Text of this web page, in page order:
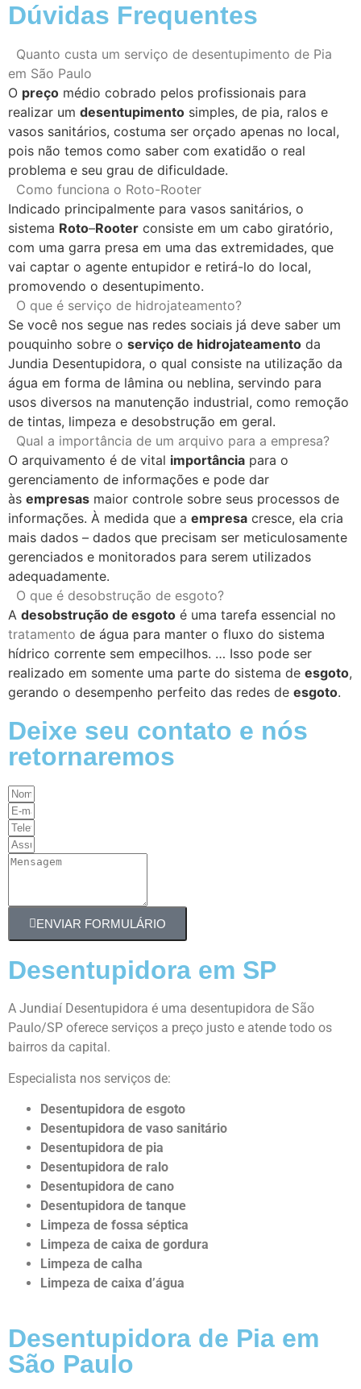
Dúvidas Frequentes
Quanto custa um serviço de desentupimento de Pia
em São Paulo
O preço médio cobrado pelos profissionais para
realizar um desentupimento simples, de pia, ralos e
vasos sanitários, costuma ser orçado apenas no local,
pois não temos como saber com exatidão o real
problema e seu grau de dificuldade.
Como funciona o Roto-Rooter
Indicado principalmente para vasos sanitários, o
sistema Roto–Rooter consiste em um cabo giratório,
com uma garra presa em uma das extremidades, que
vai captar o agente entupidor e retirá-lo do local,
promovendo o desentupimento.
O que é serviço de hidrojateamento?
Se você nos segue nas redes sociais já deve saber um
pouquinho sobre o serviço de hidrojateamento da
Jundia Desentupidora, o qual consiste na utilização da
água em forma de lâmina ou neblina, servindo para
usos diversos na manutenção industrial, como remoção
de tintas, limpeza e desobstrução em geral.
Qual a importância de um arquivo para a empresa?
O arquivamento é de vital importância para o
gerenciamento de informações e pode dar
às empresas maior controle sobre seus processos de
informações. À medida que a empresa cresce, ela cria
mais dados – dados que precisam ser meticulosamente
gerenciados e monitorados para serem utilizados
adequadamente.
O que é desobstrução de esgoto?
A desobstrução de esgoto é uma tarefa essencial no
tratamento de água para manter o fluxo do sistema
hídrico corrente sem empecilhos. … Isso pode ser
realizado em somente uma parte do sistema de esgoto,
gerando o desempenho perfeito das redes de esgoto.
Deixe seu contato e nós
retornaremos
ENVIAR FORMULÁRIO
Desentupidora em SP
A Jundiaí Desentupidora é uma desentupidora de São
Paulo/SP oferece serviços a preço justo e atende todo os
bairros da capital.
Especialista nos serviços de:
Desentupidora de esgoto
Desentupidora de vaso sanitário
Desentupidora de pia
Desentupidora de ralo
Desentupidora de cano
Desentupidora de tanque
Limpeza de fossa séptica
Limpeza de caixa de gordura
Limpeza de calha
Limpeza de caixa d’água
Desentupidora de Pia em
São Paulo